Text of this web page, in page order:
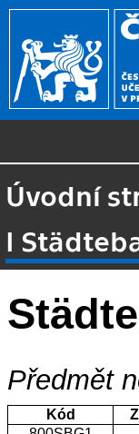
Úvodní
I
Předmět
Kód